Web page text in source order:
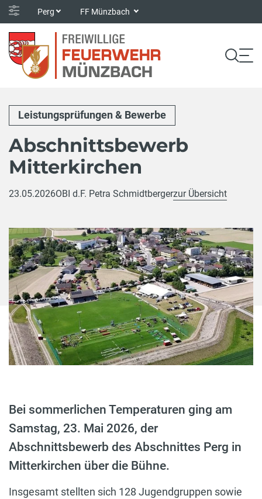
Perg FF Münzbach
Leistungsprüfungen & Bewerbe
Abschnittsbewerb
Mitterkirchen
23.05.2026OBI d.F. Petra Schmidtbergerzur Übersicht
Bei sommerlichen Temperaturen ging am
Samstag, 23. Mai 2026, der
Abschnittsbewerb des Abschnittes Perg in
Mitterkirchen über die Bühne.
Insgesamt stellten sich 128 Jugendgruppen sowie